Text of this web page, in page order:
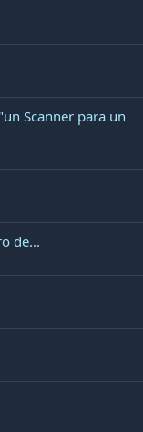
Scanner para un
de...